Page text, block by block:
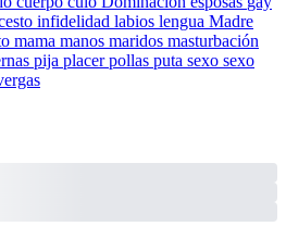
infidelidad labios lengua Madre
mama manos maridos masturbación
pija placerpollas puta sexo sexo